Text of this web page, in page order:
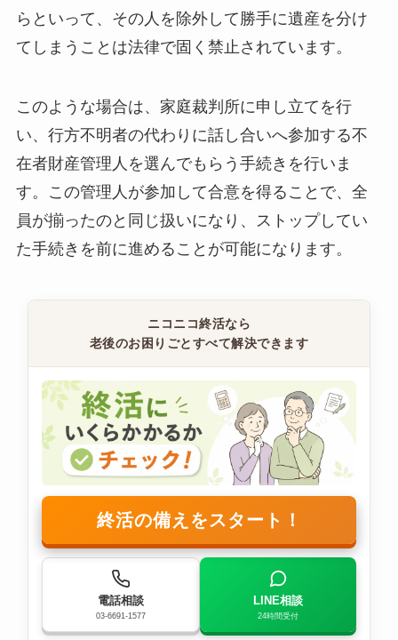
らといって、その人を除外して勝手に遺産を分け
てしまうことは法律で固く禁止されています。
このような場合は、家庭裁判所に申し立てを行
い、行方不明者の代わりに話し合いへ参加する不
在者財産管理人を選んでもらう手続きを行いま
す。この管理人が参加して合意を得ることで、全
員が揃ったのと同じ扱いになり、ストップしてい
た手続きを前に進めることが可能になります。
ニコニコ終活なら
老後のお困りごとすべて解決できます
終活の備えをスタート！
電話相談
03-6691-1577
LINE相談
24時間受付